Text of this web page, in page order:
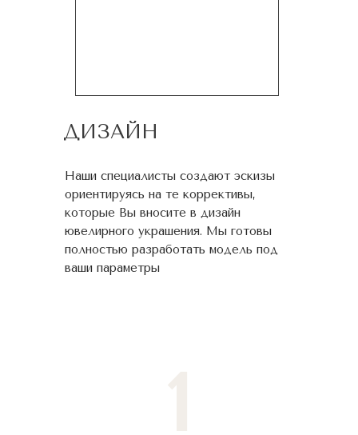
ДИЗАЙН
Наши специалисты создают эскизы
ориентируясь на те коррективы,
которые Вы вносите в дизайн
ювелирного украшения. Мы готовы
полностью разработать модель под
ваши параметры